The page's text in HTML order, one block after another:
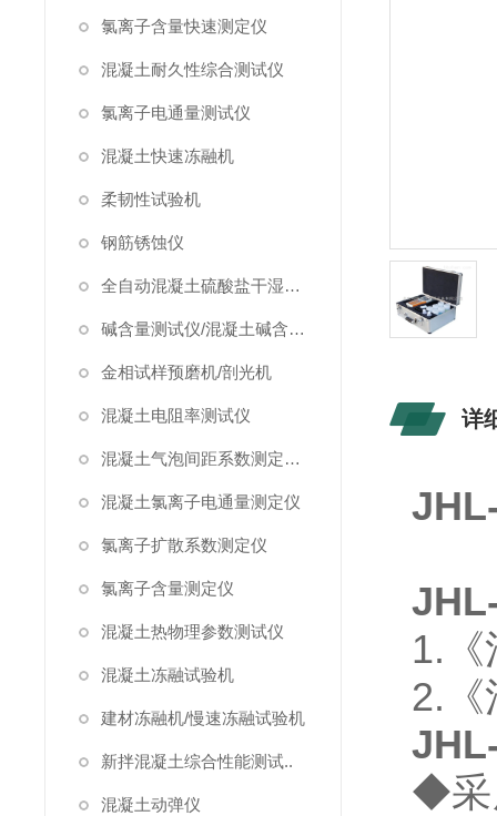
氯离子含量快速测定仪
混凝土耐久性综合测试仪
氯离子电通量测试仪
混凝土快速冻融机
柔韧性试验机
钢筋锈蚀仪
全自动混凝土硫酸盐干湿循环试验箱
碱含量测试仪/混凝土碱含量测试仪
金相试样预磨机/剖光机
混凝土电阻率测试仪
混凝土气泡间距系数测定仪/气泡仪
混凝土氯离子电通量测定仪
氯离子扩散系数测定仪
氯离子含量测定仪
混凝土热物理参数测试仪
混凝土冻融试验机
建材冻融机/慢速冻融试验机
新拌混凝土综合性能测试..
混凝土动弹仪
详
1.《
2.《
◆采